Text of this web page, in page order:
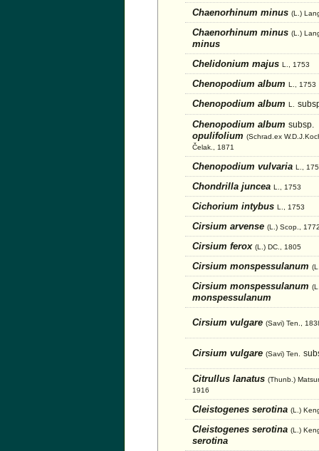
Chaenorhinum minus (L.)
Chaenorhinum minus (L.)
minus
Chelidonium majus L., 1753
Chenopodium album L., 1753
Chenopodium album L.
Chenopodium album subsp.
opulifolium (Schrad.ex
Čelak., 1871
Chenopodium vulvaria L.,
Chondrilla juncea L., 1753
Cichorium intybus L., 1753
Cirsium arvense (L.) Scop.,
Cirsium ferox (L.) DC., 1805
Cirsium monspessulanum
Cirsium monspessulanum
monspessulanum
Cirsium vulgare (Savi) Ten.,
Cirsium vulgare (Savi) Ten.
Citrullus lanatus (Thunb.)
1916
Cleistogenes serotina (L.)
Cleistogenes serotina (L.)
serotina